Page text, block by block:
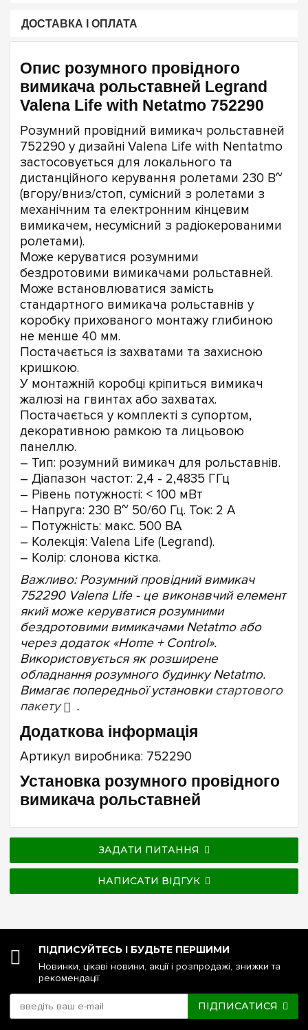
ДОСТАВКА І ОПЛАТА
Опис розумного провідного
вимикача рольставней Legrand
Valena Life with Netatmo 752290
Розумний провідний вимикач рольставней
752290 у дизайні Valena Life with Nentatmo
застосовується для локального та
дистанційного керування ролетами 230 В~
(вгору/вниз/стоп, сумісний з ролетами з
механічним та електронним кінцевим
вимикачем, несумісний з радіокерованими
ролетами).
Може керуватися розумними
бездротовими вимикачами рольставней.
Може встановлюватися замість
стандартного вимикача рольставнів у
коробку прихованого монтажу глибиною
не менше 40 мм.
Постачається із захватами та захисною
кришкою.
У монтажній коробці кріпиться вимикач
жалюзі на гвинтах або захватах.
Постачається у комплекті з супортом,
декоративною рамкою та лицьовою
панеллю.
– Тип: розумний вимикач для рольставнів.
– Діапазон частот: 2,4 - 2,4835 ГГц
– Рівень потужності: < 100 мВт
– Напруга: 230 В~ 50/60 Гц. Ток: 2 A
– Потужність: макс. 500 ВА
– Колекція: Valena Life (Legrand).
– Колір: слонова кістка.
Важливо: Розумний провідний вимикач
752290 Valena Life - це виконавчий елемент
який може керуватися розумними
бездротовими вимикачами Netatmo або
через додаток «Home + Control».
Використовується як розширене
обладнання розумного будинку Netatmo.
Вимагає попередньої установки стартового
пакету
.
Додаткова інформація
Артикул виробника: 752290
Установка розумного провідного
вимикача рольставней
ЗАДАТИ ПИТАННЯ
НАПИСАТИ ВІДГУК
ПІДПИСУЙТЕСЬ І БУДЬТЕ ПЕРШИМИ
Новинки, цікаві новини, акції і розпродажі, знижки та
рекомендації
ПІДПИСАТИСЯ